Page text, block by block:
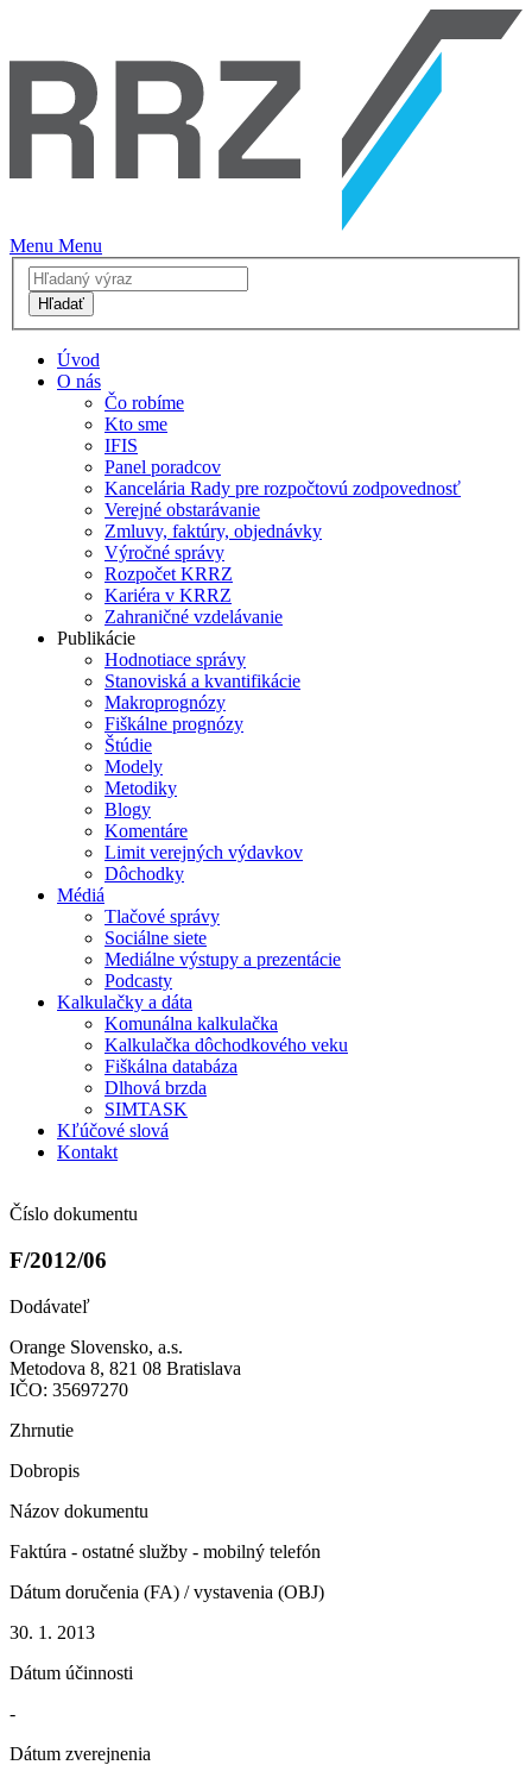
Menu Menu
Hľadať
Úvod
O nás
Čo robíme
Kto sme
IFIS
Panel poradcov
Kancelária Rady pre rozpočtovú zodpovednosť
Verejné obstarávanie
Zmluvy, faktúry, objednávky
Výročné správy
Rozpočet KRRZ
Kariéra v KRRZ
Zahraničné vzdelávanie
Publikácie
Hodnotiace správy
Stanoviská a kvantifikácie
Makroprognózy
Fiškálne prognózy
Štúdie
Modely
Metodiky
Blogy
Komentáre
Limit verejných výdavkov
Dôchodky
Médiá
Tlačové správy
Sociálne siete
Mediálne výstupy a prezentácie
Podcasty
Kalkulačky a dáta
Komunálna kalkulačka
Kalkulačka dôchodkového veku
Fiškálna databáza
Dlhová brzda
SIMTASK
Kľúčové slová
Kontakt
Číslo dokumentu
F/2012/06
Dodávateľ
Orange Slovensko, a.s.
Metodova 8, 821 08 Bratislava
IČO: 35697270
Zhrnutie
Dobropis
Názov dokumentu
Faktúra - ostatné služby - mobilný telefón
Dátum doručenia (FA) / vystavenia (OBJ)
30. 1. 2013
Dátum účinnosti
-
Dátum zverejnenia